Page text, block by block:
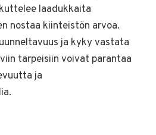
laadukkaita
nostaa kiinteistön arvoa.
ja kyky vastata
tarpeisiin voivat parantaa
ja